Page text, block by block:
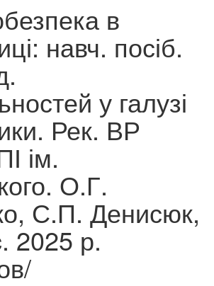
в
навч. посіб.
у галузі
Рек. ВР
ім.
О.Г.
С.П. Денисюк,
2025 р.